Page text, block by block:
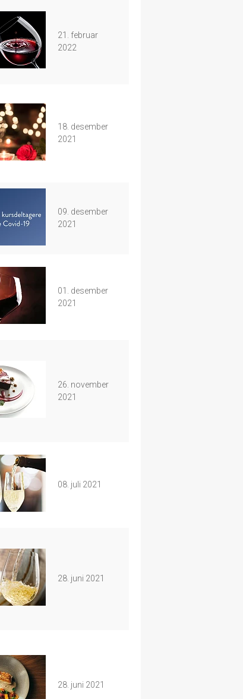
21. februar
2022
18. desember
2021
09. desember
2021
01. desember
2021
26. november
2021
08. juli 2021
28. juni 2021
28. juni 2021